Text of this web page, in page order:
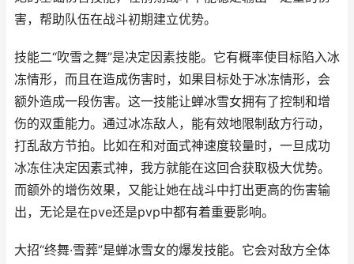
害，帮助队伍在战斗初期建立优势。
技能二“吹雪之舞”是决定因素技能。它有概率使目标陷入冰
冻情形，而且在造成伤害时，如果目标处于冰冻情形，会
额外造成一段伤害。这一技能让蝉冰雪女拥有了控制和增
伤的双重能力。通过冰冻敌人，能有效地限制敌方行动，
打乱敌方节拍。比如在和对面式神速度较量时，一旦成功
冰冻住决定因素式神，我方就能在这回合获取极大优势。
而额外的增伤效果，又能让她在战斗中打出更高的伤害输
出，无论是在pve还是pvp中都有着重要影响。
大招“终舞·雪葬”是蝉冰雪女的爆发技能。它会对敌方全体